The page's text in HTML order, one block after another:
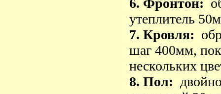
6. Фронтон:
утеплитель
7. Кровля:
шаг 400мм,
нескольких
8. Пол: